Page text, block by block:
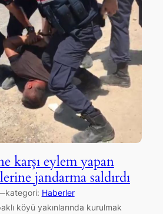
karşı eylem yapan
jandarma saldırdı
kategori: Haberler
köyü yakınlarında kurulmak